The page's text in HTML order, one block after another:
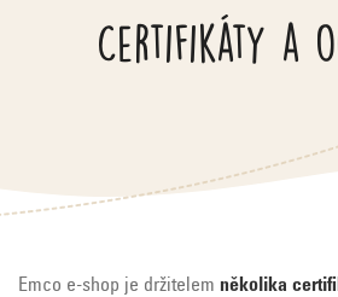
Certifikáty a
Emco e-shop je držitelem několika